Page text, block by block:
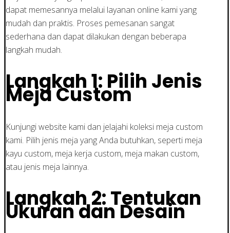
dapat memesannya melalui layanan online kami yang
mudah dan praktis. Proses pemesanan sangat
sederhana dan dapat dilakukan dengan beberapa
langkah mudah.
Langkah 1: Pilih Jenis
Meja Custom
Kunjungi website kami dan jelajahi koleksi meja custom
kami. Pilih jenis meja yang Anda butuhkan, seperti meja
kayu custom, meja kerja custom, meja makan custom,
atau jenis meja lainnya.
Langkah 2: Tentukan
Ukuran dan Desain